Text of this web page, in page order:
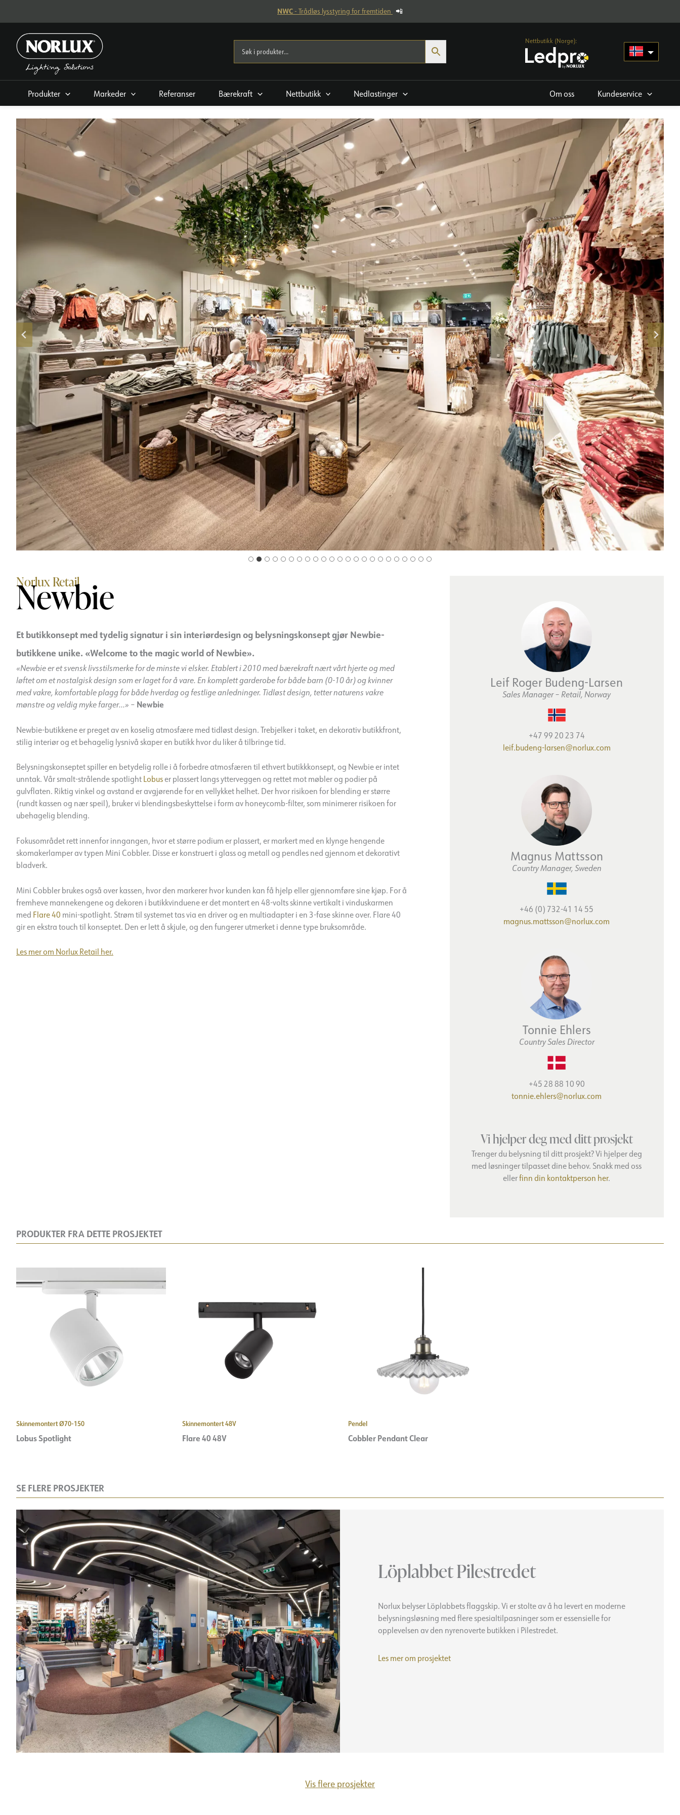
innholdet
NWC- Trådløs lysstyring for fremtiden 📲
Nettbutikk (Norge):
Produkter Markeder Referanser Bærekraft Nettbutikk Nedlastinger Om oss Kundeservice
Norlux Retail
Newbie
Et butikkonsept med tydelig signatur i sin interiørdesign og belysningskonsept gjør Newbie-
butikkene unike. «Welcome to the magic world of Newbie».
«Newbie er et svensk livsstilsmerke for de minste vi elsker. Etablert i 2010 med bærekraft nært vårt hjerte og med
løftet om et nostalgisk design som er laget for å vare. En komplett garderobe for både barn (0-10 år) og kvinner
med vakre, komfortable plagg for både hverdag og festlige anledninger. Tidløst design, tetter naturens vakre
mønstre og veldig myke farger…» – Newbie
Newbie-butikkene er preget av en koselig atmosfære med tidløst design. Trebjelker i taket, en dekorativ butikkfront,
stilig interiør og et behagelig lysnivå skaper en butikk hvor du liker å tilbringe tid.
Belysningskonseptet spiller en betydelig rolle i å forbedre atmosfæren til ethvert butikkkonsept, og Newbie er intet
unntak. Vår smalt-strålende spotlight Lobuser plassert langs ytterveggen og rettet mot møbler og podier på
gulvflaten. Riktig vinkel og avstand er avgjørende for en vellykket helhet. Der hvor risikoen for blending er større
(rundt kassen og nær speil), bruker vi blendingsbeskyttelse i form av honeycomb-filter, som minimerer risikoen for
ubehagelig blending.
Fokusområdet rett innenfor inngangen, hvor et større podium er plassert, er markert med en klynge hengende
skomakerlamper av typen Mini Cobbler. Disse er konstruert i glass og metall og pendles ned gjennom et dekorativt
bladverk.
Mini Cobbler brukes også over kassen, hvor den markerer hvor kunden kan få hjelp eller gjennomføre sine kjøp. For å
fremheve mannekengene og dekoren i butikkvinduene er det montert en 48-volts skinne vertikalt i vinduskarmen
med Flare 40 mini-spotlight. Strøm til systemet tas via en driver og en multiadapter i en 3-fase skinne over. Flare 40
gir en ekstra touch til konseptet. Den er lett å skjule, og den fungerer utmerket i denne type bruksområde.
Les mer om Norlux Retail her.
Leif Roger Budeng-Larsen
Sales Manager – Retail, Norway
+47 99 20 23 74
leif.budeng-larsen@norlux.com
Magnus Mattsson
Country Manager, Sweden
+46 (0) 732-41 14 55
magnus.mattsson@norlux.com
Tonnie Ehlers
Country Sales Director
+45 28 88 10 90
tonnie.ehlers@norlux.com
Vi hjelper deg med ditt prosjekt
Trenger du belysning til ditt prosjekt? Vi hjelper deg
med løsninger tilpasset dine behov. Snakk med oss
ellerfinn din kontaktperson her.
PRODUKTER FRA DETTE PROSJEKTET
Skinnemontert Ø70-150
Lobus Spotlight
Skinnemontert 48V
Flare 40 48V
Pendel
Cobbler Pendant Clear
SE FLERE PROSJEKTER
Löplabbet Pilestredet
Norlux belyser Löplabbets flaggskip. Vi er stolte av å ha levert en moderne
belysningsløsning med flere spesialtilpasninger som er essensielle for
opplevelsen av den nyrenoverte butikken i Pilestredet.
Les mer om prosjektetLöplabbet
Vis flere prosjekter